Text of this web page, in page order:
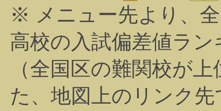
※ メニュー先より、
高校の入試偏差値ラ
（全国区の難関校が
た、地図上のリンク